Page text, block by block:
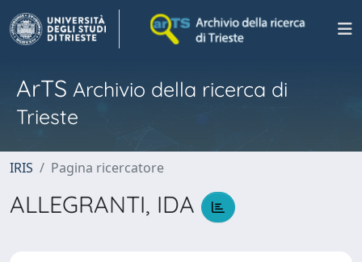
ArTS Archivio della ricerca di
Trieste
IRIS Pagina ricercatore
ALLEGRANTI, IDA